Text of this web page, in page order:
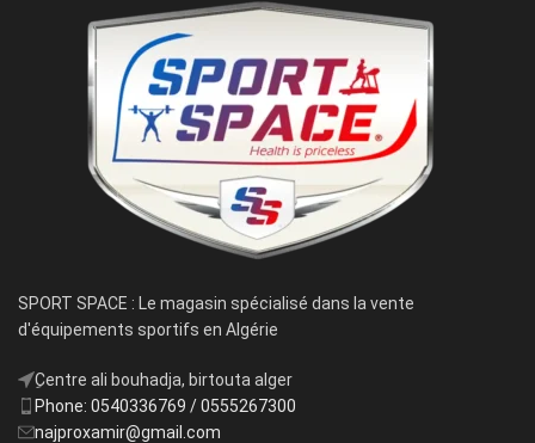
SPORT SPACE : Le magasin spécialisé dans la vente
d'équipements sportifs en Algérie
ِCentre ali bouhadja, birtouta alger
Phone: 0540336769 / 0555267300
najproxamir@gmail.com